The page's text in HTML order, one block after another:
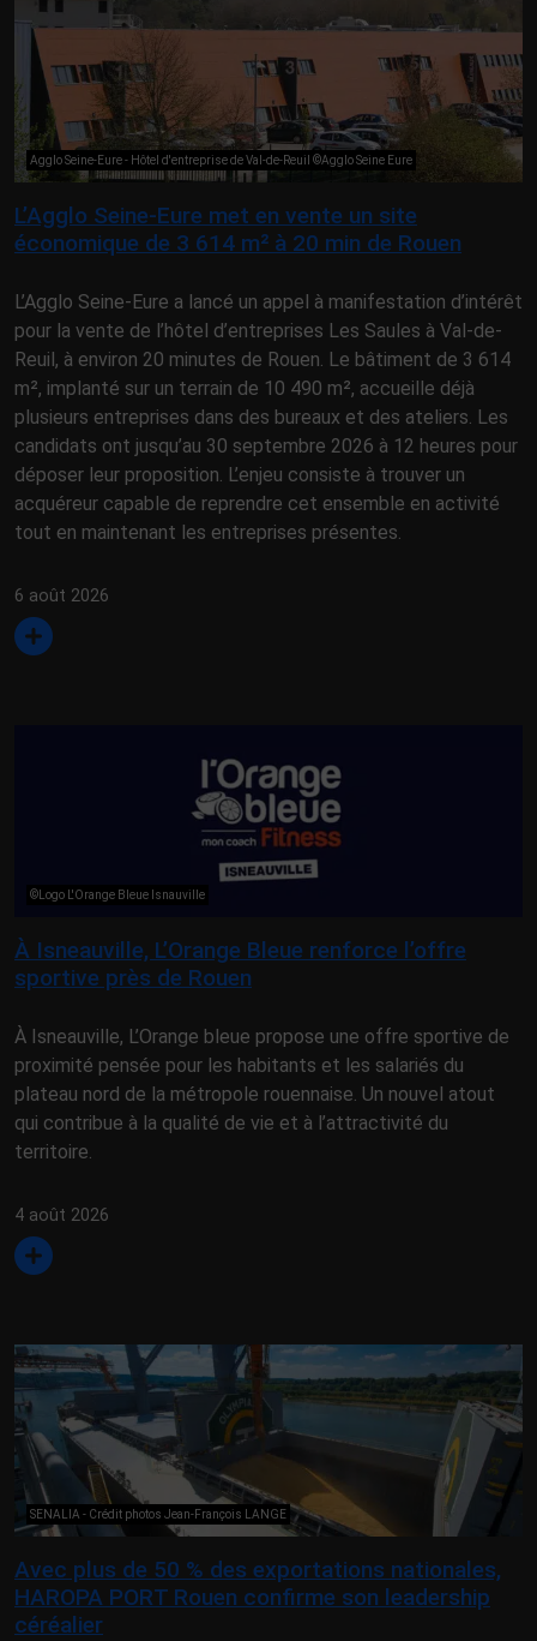
Agglo Seine-Eure - Hôtel d'entreprise de Val-de-Reuil ©Agglo Seine Eure
L’Agglo Seine-Eure met en vente un site
économique de 3 614 m² à 20 min de Rouen
L’Agglo Seine-Eure a lancé un appel à manifestation d’intérêt
pour la vente de l’hôtel d’entreprises Les Saules à Val-de-
Reuil, à environ 20 minutes de Rouen. Le bâtiment de 3 614
m², implanté sur un terrain de 10 490 m², accueille déjà
plusieurs entreprises dans des bureaux et des ateliers. Les
candidats ont jusqu’au 30 septembre 2026 à 12 heures pour
déposer leur proposition. L’enjeu consiste à trouver un
acquéreur capable de reprendre cet ensemble en activité
tout en maintenant les entreprises présentes.
6 août 2026
©Logo L'Orange Bleue Isnauville
À Isneauville, L’Orange Bleue renforce l’offre
sportive près de Rouen
À Isneauville, L’Orange bleue propose une offre sportive de
proximité pensée pour les habitants et les salariés du
plateau nord de la métropole rouennaise. Un nouvel atout
qui contribue à la qualité de vie et à l’attractivité du
territoire.
4 août 2026
SENALIA - Crédit photos Jean-François LANGE
Avec plus de 50 % des exportations nationales,
HAROPA PORT Rouen confirme son leadership
céréalier